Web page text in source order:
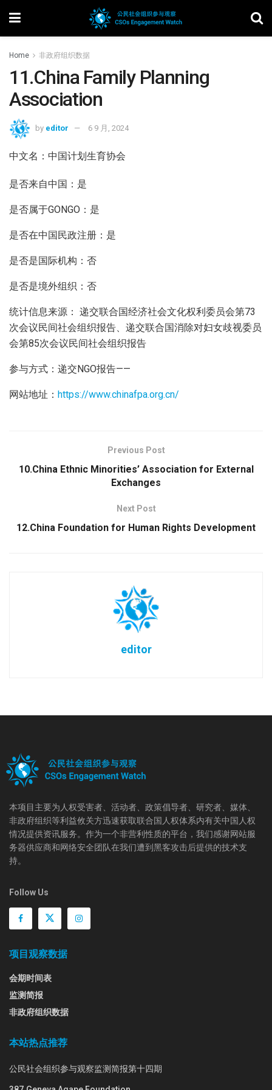
Home 非政府组织数据
11.China Family Planning
Association
by editor 6 9 月, 2024
中文名：中国计划生育协会
是否来自中国：是
是否属于GONGO：是
是否在中国民政注册：是
是否是国际机构：否
是否是境外组织：否
统计信息来源： 递交联合国经济社会文化权利委员会第73
次会议民间社会组织报告、递交联合国消除对妇女歧视委员
会第85次会议民间社会组织报告
参与方式：递交NGO报告——
网站地址： https://www.chinafpa.org.cn/
Previous Post
10.China Ethnic Minorities’ Association for External
Exchanges
Next Post
12.China Foundation for Human Rights Development
editor
本项目主要为人权受害者、活动者、政策倡导者、研究者、媒体、
非政府组织等利益攸关方迅速获取联合国人权体系内有关中国人权
情况提供资讯服务。作为一个非营利性质的平台，我们感谢网站服
务器供应商和网络安全团队在我们遭到黑客攻击后提供的技术支
持。
Follow Us
项目观察数据
会期时间表
监测简报
非政府组织数据
本站热点推荐
公民社会组织参与观察监测简报第十四期